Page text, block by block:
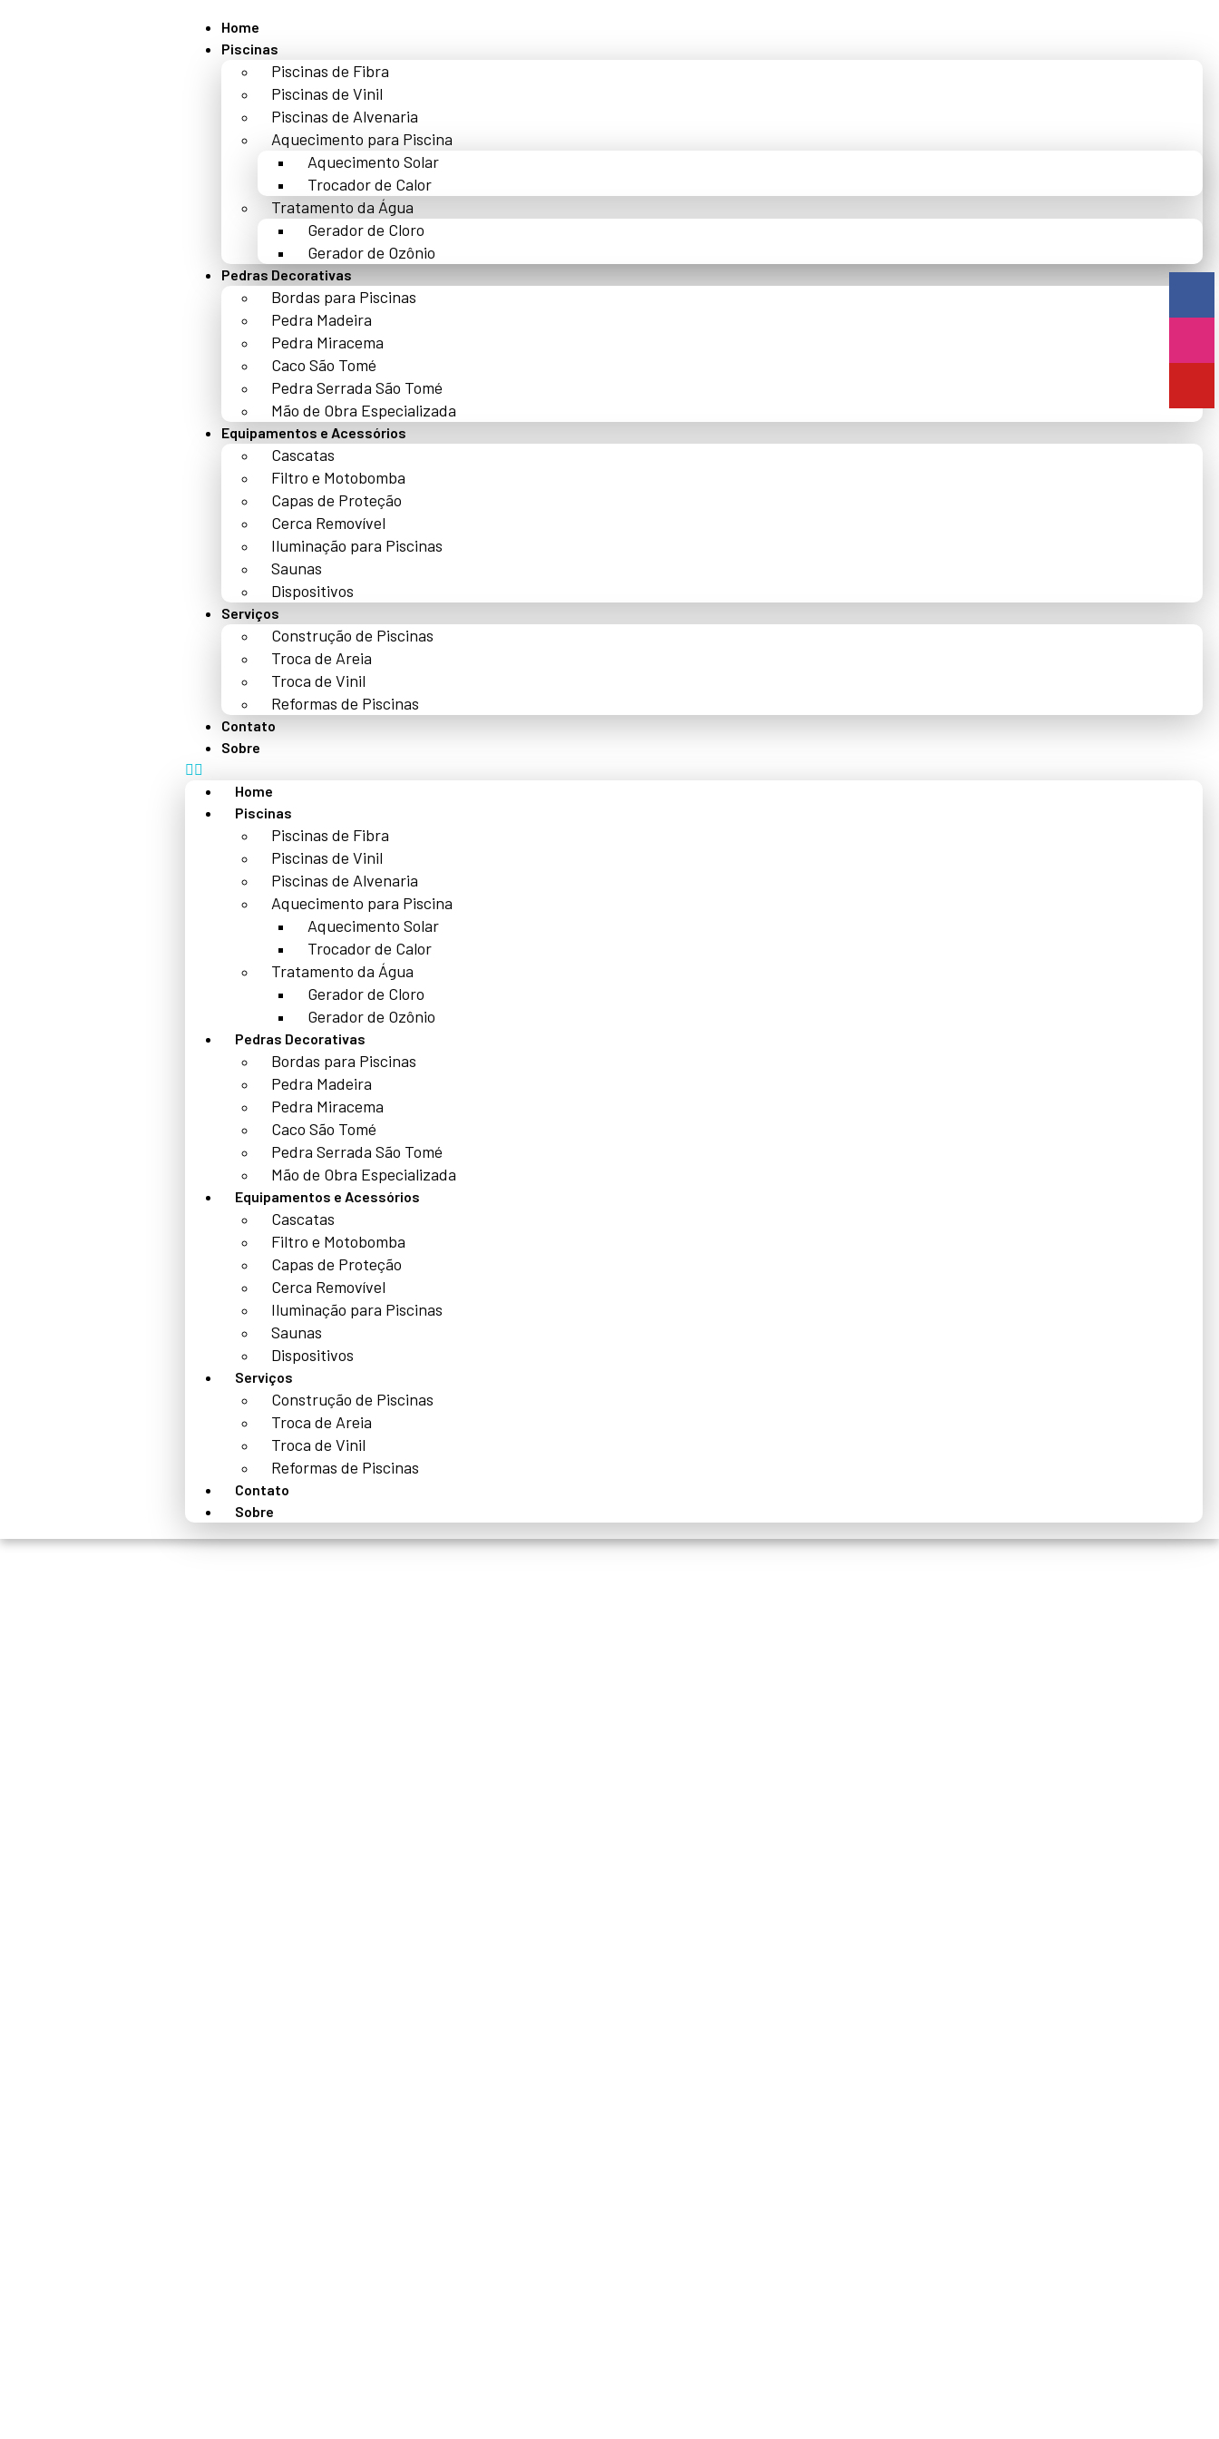
Home
Piscinas
Piscinas de Fibra
Piscinas de Vinil
Piscinas de Alvenaria
Aquecimento para Piscina
Aquecimento Solar
Trocador de Calor
Tratamento da Água
Gerador de Cloro
Gerador de Ozônio
Pedras Decorativas
Bordas para Piscinas
Pedra Madeira
Pedra Miracema
Caco São Tomé
Pedra Serrada São Tomé
Mão de Obra Especializada
Equipamentos e Acessórios
Cascatas
Filtro e Motobomba
Capas de Proteção
Cerca Removível
Iluminação para Piscinas
Saunas
Dispositivos
Serviços
Construção de Piscinas
Troca de Areia
Troca de Vinil
Reformas de Piscinas
Contato
Sobre
Home
Piscinas
Piscinas de Fibra
Piscinas de Vinil
Piscinas de Alvenaria
Aquecimento para Piscina
Aquecimento Solar
Trocador de Calor
Tratamento da Água
Gerador de Cloro
Gerador de Ozônio
Pedras Decorativas
Bordas para Piscinas
Pedra Madeira
Pedra Miracema
Caco São Tomé
Pedra Serrada São Tomé
Mão de Obra Especializada
Equipamentos e Acessórios
Cascatas
Filtro e Motobomba
Capas de Proteção
Cerca Removível
Iluminação para Piscinas
Saunas
Dispositivos
Serviços
Construção de Piscinas
Troca de Areia
Troca de Vinil
Reformas de Piscinas
Contato
Sobre